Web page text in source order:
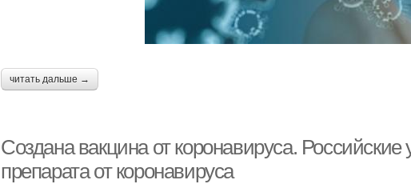
читать дальше →
Создана вакцина от коронавируса.
препарата от коронавируса